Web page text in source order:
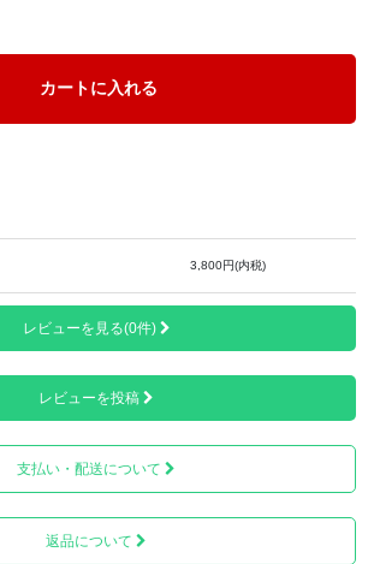
四国八十八ヶ所第1番「霊山寺」から第
カートに入れる
3,800円(内税)
レビューを見る(0件)
レビューを投稿
支払い・配送について
返品について